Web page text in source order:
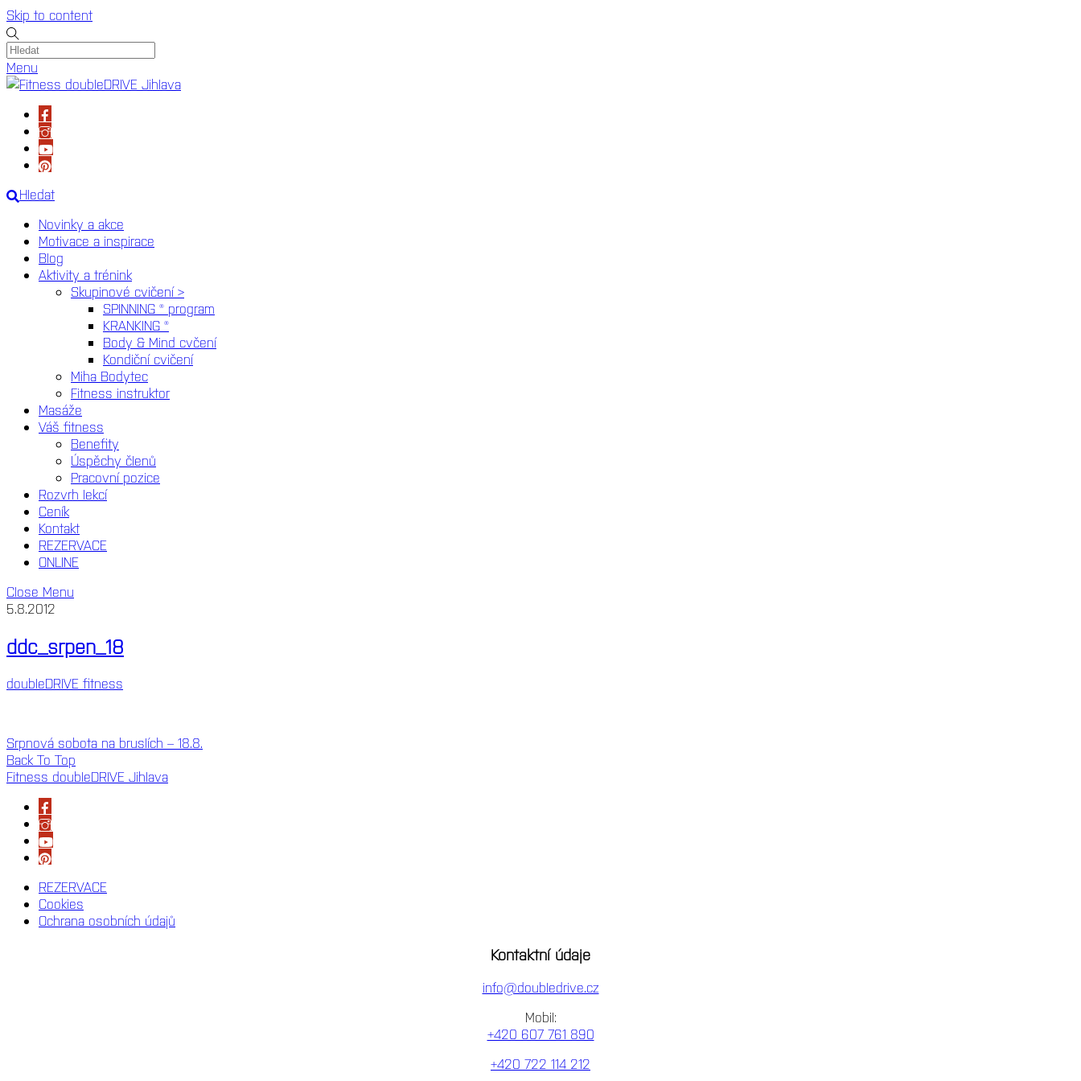
Skip to content
Menu
Hledat
Novinky a akce
Motivace a inspirace
Blog
Aktivity a trénink
Skupinové cvičení >
SPINNING ® program
KRANKING ®
Body & Mind cvčení
Kondiční cvičení
Miha Bodytec
Fitness instruktor
Masáže
Váš fitness
Benefity
Úspěchy členů
Pracovní pozice
Rozvrh lekcí
Ceník
Kontakt
REZERVACE
ONLINE
Close Menu
5.8.2012
ddc_srpen_18
doubleDRIVE fitness
Srpnová sobota na bruslích – 18.8.
Back To Top
Fitness doubleDRIVE Jihlava
REZERVACE
Cookies
Ochrana osobních údajů
Kontaktní údaje
info@doubledrive.cz
Mobil:
+420 607 761 890
+420 722 114 212